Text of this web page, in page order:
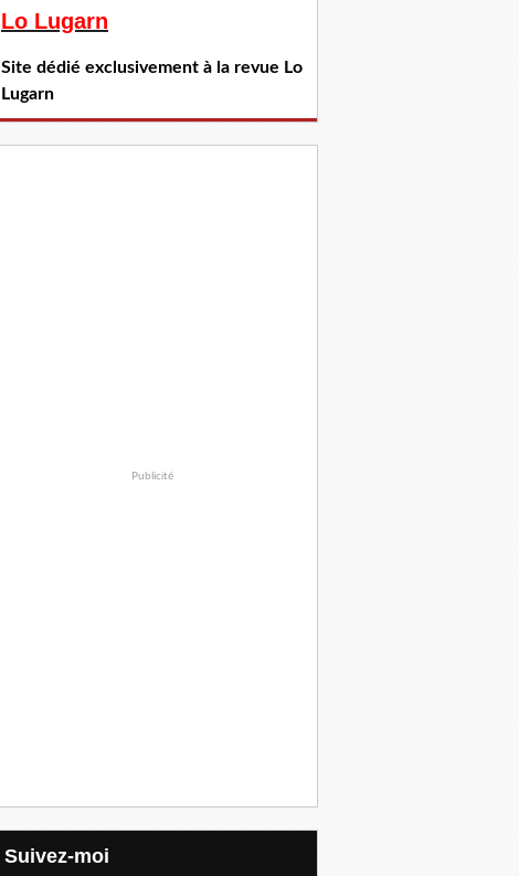
Lo Lugarn
Site dédié exclusivement à la revue Lo
Lugarn
Publicité
Suivez-moi